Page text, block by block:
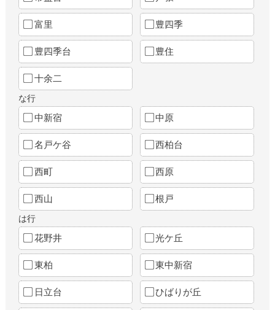
富里 豊四季
豊四季台 豊住
十余二
な行
中新宿 中原
名戸ケ谷 西柏台
西町 西原
西山 根戸
は行
花野井 光ケ丘
東柏 東中新宿
日立台 ひばりが丘